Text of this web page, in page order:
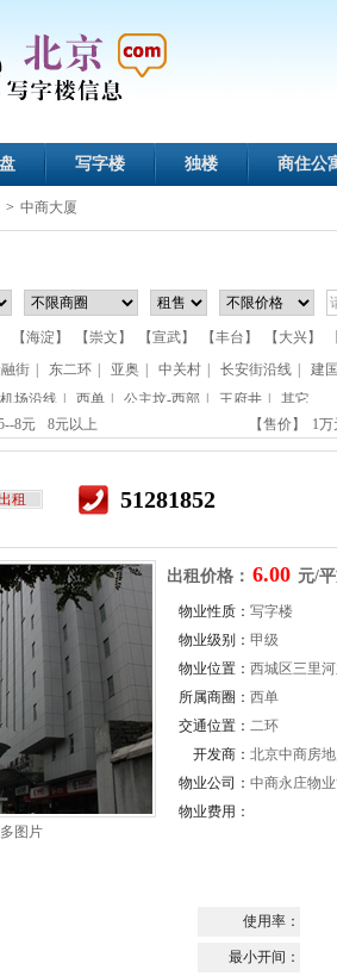
写字楼 独楼 商住公
> 中商大厦
【海淀】 【崇文】 【宣武】 【丰台】 【大兴】
街 东二环 亚奥 中关村 长安街沿线
建
场沿线 | 西单 | 公主坟-西部 | 王府井 |
其它
8元 8元以上 【售价】 1
租 51281852
图片
出租价格： 6.00 元/
物业性质： 写字楼
物业级别： 甲级
物业位置： 西城区三里
所属商圈： 西单
交通位置： 二环
开发商： 北京中商房
物业公司： 中商永庄物
物业费用：
使用率：
最小开间：